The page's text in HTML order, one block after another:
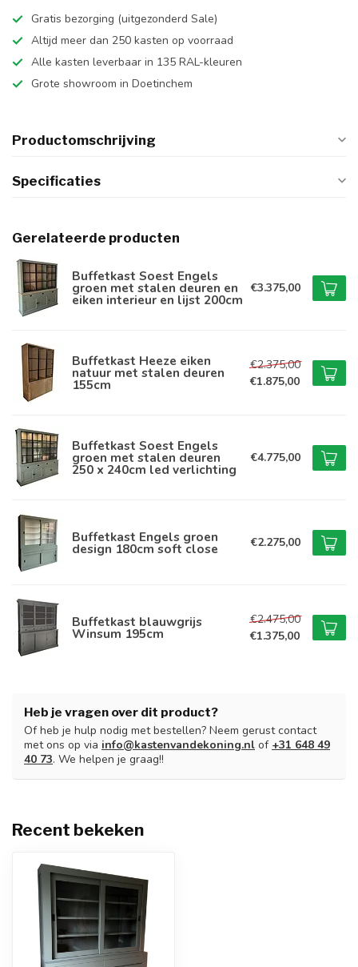
Gratis bezorging (uitgezonderd Sale)
Altijd meer dan 250 kasten op voorraad
Alle kasten leverbaar in 135 RAL-kleuren
Grote showroom in Doetinchem
Productomschrijving
Specificaties
Gerelateerde producten
Buffetkast Soest Engels
groen met stalen deuren en
eiken interieur en lijst 200cm
€3.375,00
Buffetkast Heeze eiken
natuur met stalen deuren
155cm
€2.375,00
€1.875,00
Buffetkast Soest Engels
groen met stalen deuren
250 x 240cm led verlichting
€4.775,00
Buffetkast Engels groen
design 180cm soft close €2.275,00
Buffetkast blauwgrijs
Winsum 195cm
€2.475,00
€1.375,00
Heb je vragen over dit product?
Of heb je hulp nodig met bestellen? Neem gerust contact
met ons op via info@kastenvandekoning.nl of +31 648 49
40 73. We helpen je graag!!
Recent bekeken